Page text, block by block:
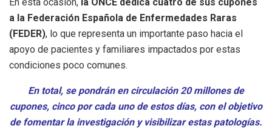
a la Federación Española de Enfermedades Raras
(FEDER), lo que representa un importante paso hacia el
apoyo de pacientes y familiares impactados por estas
condiciones poco comunes.
En total, se pondrán en circulación 20 millones de
cupones, cinco por cada uno de estos días, con el objetivo
de fomentar la investigación y visibilizar estas patologías.